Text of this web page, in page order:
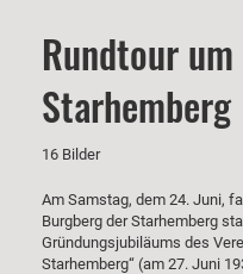
Rundtour um
Starhemberg
16 Bilder
Am Samstag, dem 24. Juni,
Burgberg der Starhemberg
Gründungsjubiläums des
Starhemberg“ (am 27. Juni